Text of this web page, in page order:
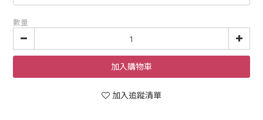
數量
加入購物車
加入追蹤清單